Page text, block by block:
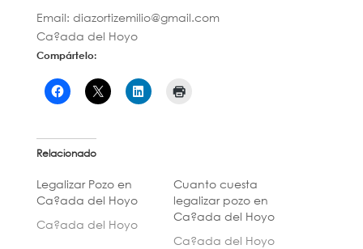
Email: diazortizemilio@gmail.com
Ca?ada del Hoyo
Compártelo:
Relacionado
Legalizar Pozo en
Ca?ada del Hoyo
Ca?ada del Hoyo
Cuanto cuesta
legalizar pozo en
Ca?ada del Hoyo
Ca?ada del Hoyo